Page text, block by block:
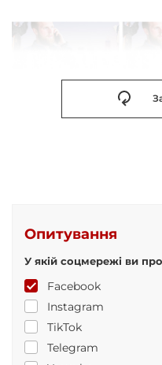
Опитування
У якій соцмережі ви
Facebook
Instagram
TikTok
Telegram